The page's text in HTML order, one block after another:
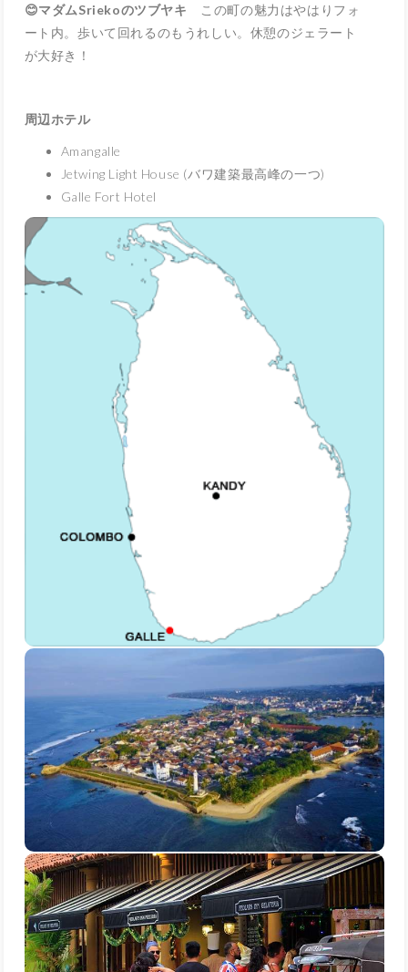
😊マダムSriekoのツブヤキ この町の魅力はやはりフォ
ート内。歩いて回れるのもうれしい。休憩のジェラート
が大好き！
周辺ホテル
Amangalle
Jetwing Light House (バワ建築最高峰の一つ)
Galle Fort Hotel